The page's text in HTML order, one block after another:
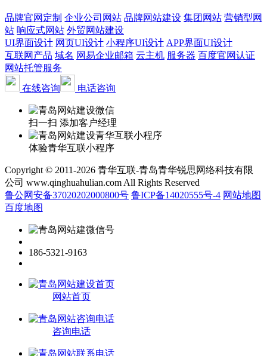
品牌官网定制 企业公司网站 品牌网站建设 集团网站 营销型网
站 响应式网站 外贸网站建设
UI界面设计 网页UI设计 小程序UI设计 APP界面UI设计
互联网产品 域名 网易企业邮箱 云主机 服务器 百度官网认证
网站托管服务
在线咨询
电话咨询
扫一扫 添加客户经理
体验青华互联小程序
Copyright © 2011-2026 青华互联-青岛青华锐思网络科技有限
公司 www.qinghuahulian.com All Rights Reserved
鲁公网安备37020202000800号 鲁ICP备14020555号-4 网站地图
百度地图
186-5321-9163
网站首页
咨询电话